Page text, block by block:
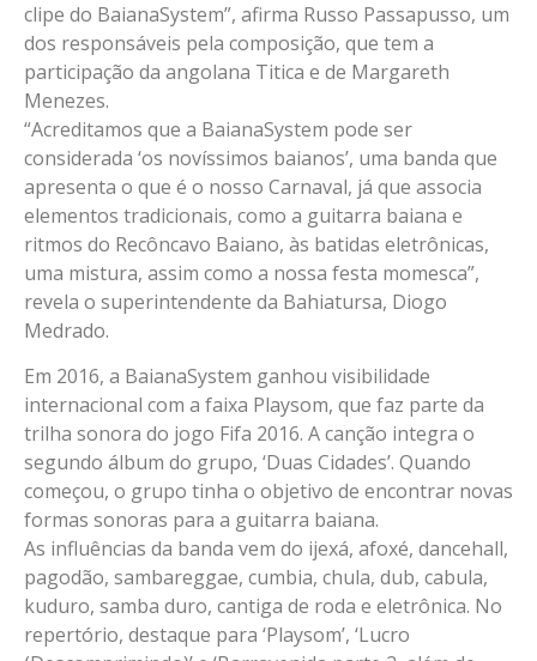
clipe do BaianaSystem”, afirma Russo Passapusso, um
dos responsáveis pela composição, que tem a
participação da angolana Titica e de Margareth
Menezes.
“Acreditamos que a BaianaSystem pode ser
considerada ‘os novíssimos baianos’, uma banda que
apresenta o que é o nosso Carnaval, já que associa
elementos tradicionais, como a guitarra baiana e
ritmos do Recôncavo Baiano, às batidas eletrônicas,
uma mistura, assim como a nossa festa momesca”,
revela o superintendente da Bahiatursa, Diogo
Medrado.
Em 2016, a BaianaSystem ganhou visibilidade
internacional com a faixa Playsom, que faz parte da
trilha sonora do jogo Fifa 2016. A canção integra o
segundo álbum do grupo, ‘Duas Cidades’. Quando
começou, o grupo tinha o objetivo de encontrar novas
formas sonoras para a guitarra baiana.
As influências da banda vem do ijexá, afoxé, dancehall,
pagodão, sambareggae, cumbia, chula, dub, cabula,
kuduro, samba duro, cantiga de roda e eletrônica. No
repertório, destaque para ‘Playsom’, ‘Lucro